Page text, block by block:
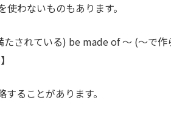
わないものもあります。
されている) be made of ～ (～で作
ることがあります。